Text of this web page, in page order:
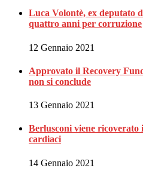
Luca Volontè, ex deputato
quattro anni per corruzione
12 Gennaio 2021
Approvato il Recovery
non si conclude
13 Gennaio 2021
Berlusconi viene ricoverato
cardiaci
14 Gennaio 2021